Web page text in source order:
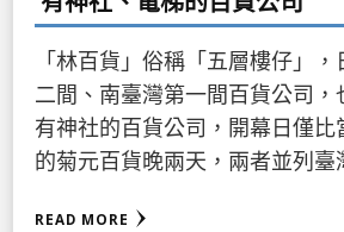
「林百貨」俗稱「五層樓仔」
二間、南臺灣第一間百貨公司，
有神社的百貨公司，開幕日僅比
的菊元百貨晚兩天，兩者並列
READ MORE